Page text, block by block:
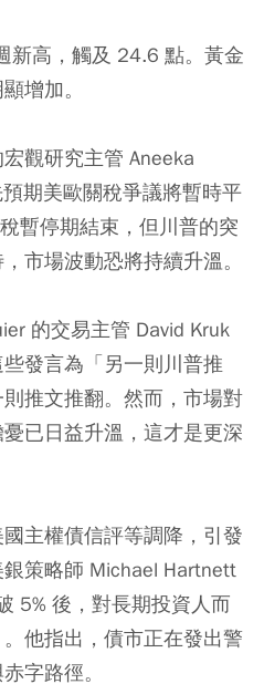
新高，觸及 24.6 點。 黃金
增加。
觀研究主管 Aneeka
期美歐關稅爭議將暫時平
暫停期結束，但川普的突
市場波動恐將持續升溫。
的交易主管 David Kruk
發言為「另一則川普推
推文推翻。然而，市場對
已日益升溫，這才是更深
主權債信評等調降，引發
策略師 Michael Hartnett
5% 後，對長期投資人而
他指出，債市正在發出警
字路徑。